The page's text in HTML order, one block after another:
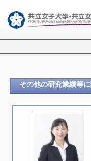
その他の研究業績等